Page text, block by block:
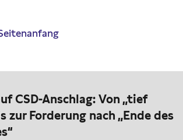
CSD-Anschlag: Von „tief
zur Forderung nach „Ende des